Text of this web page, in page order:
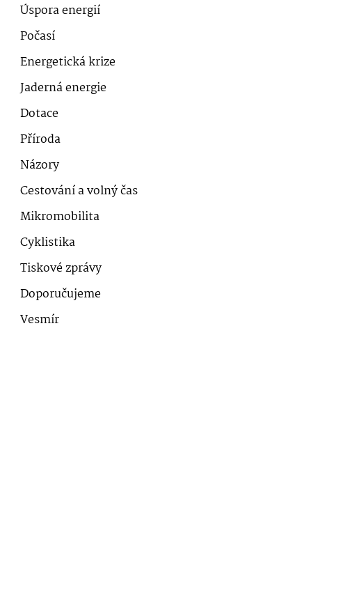
Úspora energií
Počasí
Energetická krize
Jaderná energie
Dotace
Příroda
Názory
Cestování a volný čas
Mikromobilita
Cyklistika
Tiskové zprávy
Doporučujeme
Vesmír